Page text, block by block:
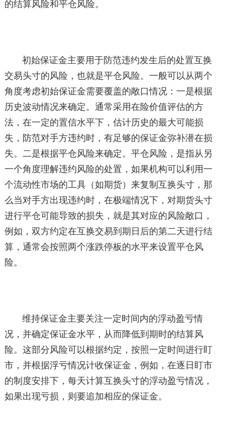
的结算风险和平仓风险。
初始保证金主要用于防范违约发生后的处置互换
交易头寸的风险，也就是平仓风险。一般可以从两个
角度考虑初始保证金需要覆盖的敞口情况：一是根据
历史波动情况来确定。通常采用在险价值评估的方
法，在一定的置信水平下，估计历史的最大可能损
失，防范对手方违约时，有足够的保证金弥补潜在损
失。二是根据平仓风险来确定。平仓风险，是指从另
一个角度理解违约风险的处置，如果机构可以利用一
个流动性市场的工具（如期货）来复制互换头寸，那
么当对手方出现违约时，在极端情况下，对期货头寸
进行平仓可能导致的损失，就是其对应的风险敞口，
例如，双方约定在互换交易到期日后的第二天进行结
算，通常会按照两个涨跌停板的水平来设置平仓风
险。
维持保证金主要关注一定时间内的浮动盈亏情
况，并确定保证金水平，从而降低到期时的结算风
险。这部分风险可以根据约定，按照一定时间进行盯
市，并根据浮亏情况计收保证金，例如，在逐日盯市
的制度安排下，每天计算互换头寸的浮动盈亏情况，
如果出现亏损，则要追加相应的保证金。